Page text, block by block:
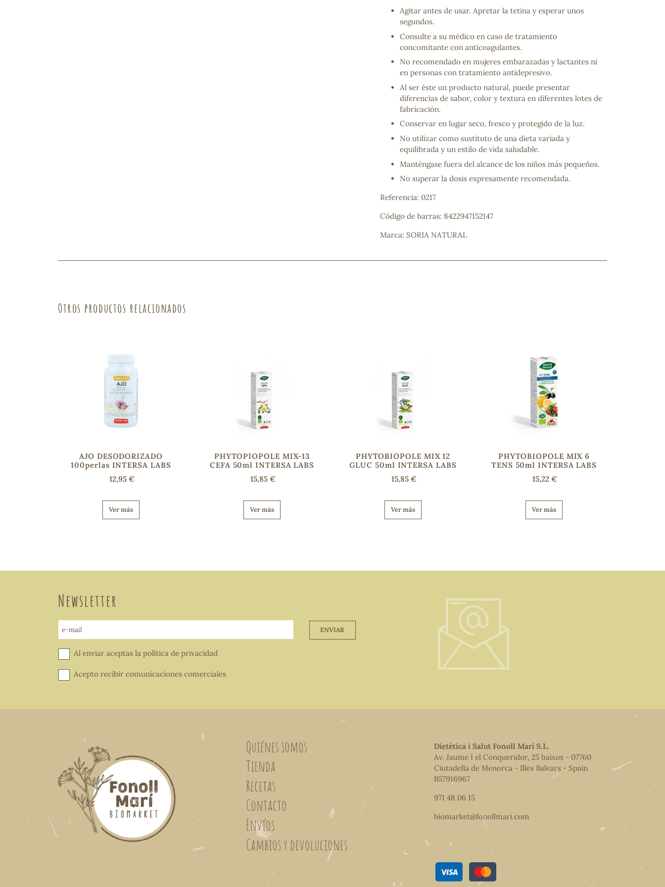
contáctanos y lo encontraremos
Agitar antes de usar. Apretar la tetina y esperar unos
segundos.
Consulte a su médico en caso de tratamiento
concomitante con anticoagulantes.
No recomendado en mujeres embarazadas y lactantes ni
en personas con tratamiento antidepresivo.
Al ser éste un producto natural, puede presentar
diferencias de sabor, color y textura en diferentes lotes de
fabricación.
Conservar en lugar seco, fresco y protegido de la luz.
No utilizar como sustituto de una dieta variada y
equilibrada y un estilo de vida saludable.
Manténgase fuera del alcance de los niños más pequeños.
No superar la dosis expresamente recomendada.
Referencia: 0217
Código de barras: 8422947152147
Marca: SORIA NATURAL
Otros productos relacionados
AJO DESODORIZADO
100perlas INTERSA LABS
12,95 €
Ver más
PHYTOPIOPOLE MIX-13
CEFA 50ml INTERSA LABS
15,85 €
Ver más
PHYTOBIOPOLE MIX 12
GLUC 50ml INTERSA LABS
15,85 €
Ver más
PHYTOBIOPOLE MIX 6
TENS 50ml INTERSA LABS
15,22 €
Ver más
Newsletter
e-mail ENVIAR
Al enviar aceptas la política de privacidad
Acepto recibir comunicaciones comerciales
Quiénes somos
Tienda
Recetas
Contacto
Envíos
Cambios y devoluciones
Dietètica i Salut Fonoll Marí S.L.
Av. Jaume I el Conqueridor, 25 baixos - 07760
Ciutadella de Menorca - Illes Balears - Spain
B57916967
971 48 06 15
biomarket@fonollmari.com